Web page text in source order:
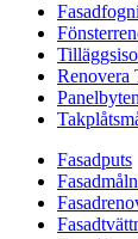
Renovera
Fasadputs